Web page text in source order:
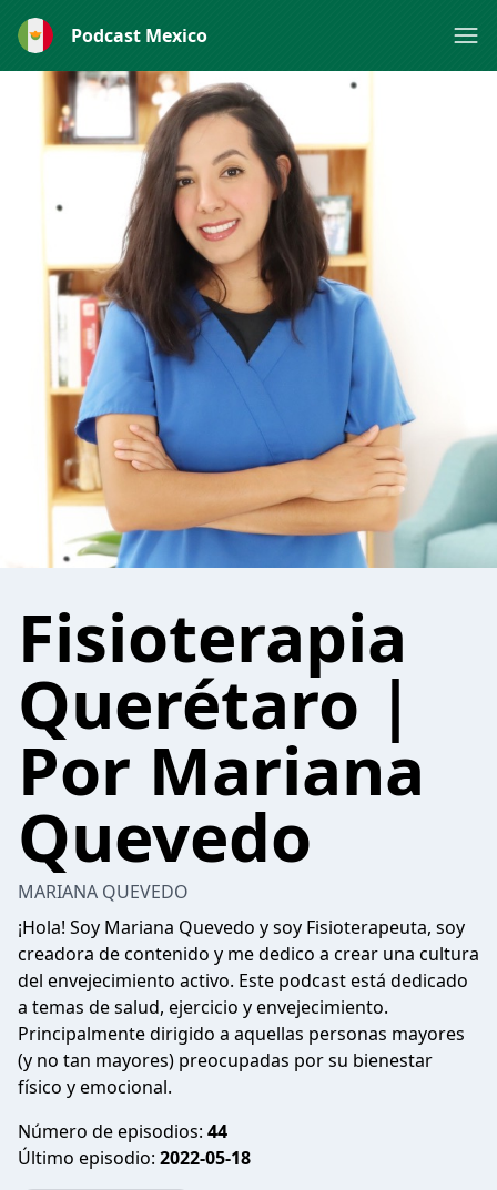
Podcast Mexico
Fisioterapia
Querétaro |
Por Mariana
Quevedo
MARIANA QUEVEDO
¡Hola! Soy Mariana Quevedo y soy Fisioterapeuta, soy
creadora de contenido y me dedico a crear una cultura
del envejecimiento activo. Este podcast está dedicado
a temas de salud, ejercicio y envejecimiento.
Principalmente dirigido a aquellas personas mayores
(y no tan mayores) preocupadas por su bienestar
físico y emocional.
Número de episodios: 44
Último episodio: 2022-05-18